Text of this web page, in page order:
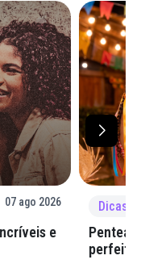
07 ago 2026
e
perfeita